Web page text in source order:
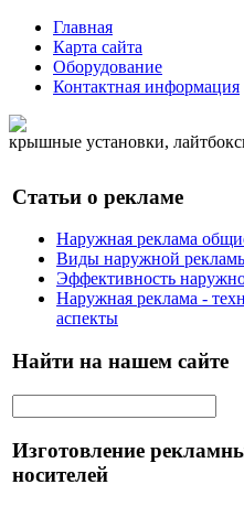
Главная
Карта сайта
Оборудование
Контактная информация
крышные установки,
Статьи о рекламе
Наружная реклама
Виды наружной
Эффективность
Наружная реклама -
аспекты
Найти на нашем сайте
Изготовление
носителей